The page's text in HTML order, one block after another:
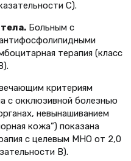
C).
Больным с
терапия (класс
критериям
с окклюзивной болезнью
невынашиванием
кожа”) показана
с целевым МНО от 2,0
B).